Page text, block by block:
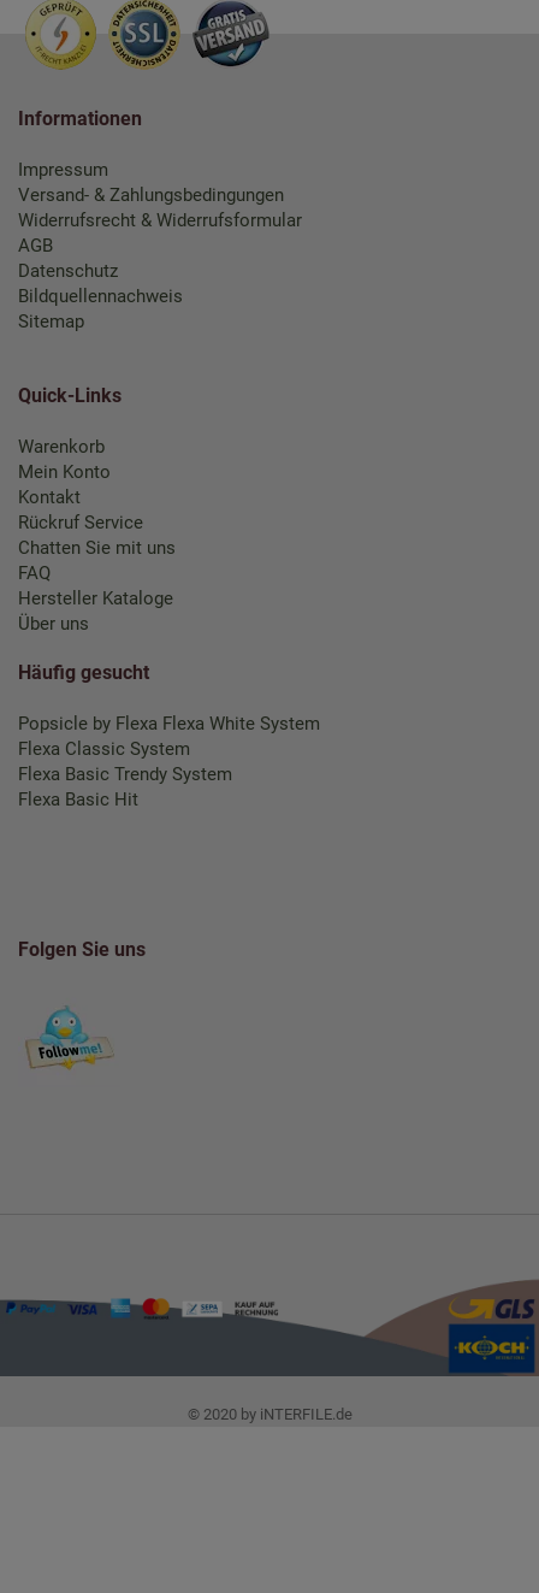
Informationen
Impressum
Versand- & Zahlungsbedingungen
Widerrufsrecht & Widerrufsformular
AGB
Datenschutz
Bildquellennachweis
Sitemap
Quick-Links
Warenkorb
Mein Konto
Kontakt
Rückruf Service
Chatten Sie mit uns
FAQ
Hersteller Kataloge
Über uns
Häufig gesucht
Popsicle by Flexa Flexa White System
Flexa Classic System
Flexa Basic Trendy System
Flexa Basic Hit
Folgen Sie uns
© 2020 by iNTERFILE.de